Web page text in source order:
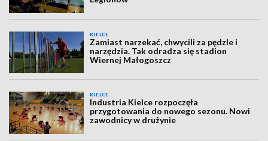
KIELCE
Zamiast narzekać, chwycili za pędzle i
narzędzia. Tak odradza się stadion
Wiernej Małogoszcz
KIELCE
Industria Kielce rozpoczęła
przygotowania do nowego sezonu. Nowi
zawodnicy w drużynie